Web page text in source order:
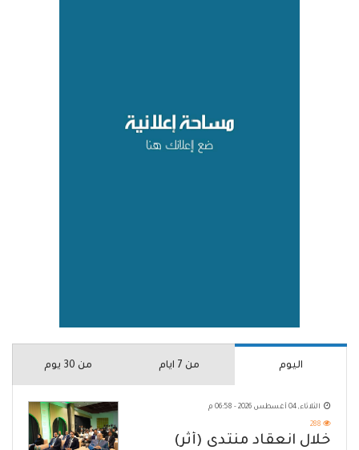
اليوم من 7 ايام من 30 يوم
الثلاثاء, 04 أغسطس 2026 - 06:58 م
288
خلال انعقاد منتدى (أثر)